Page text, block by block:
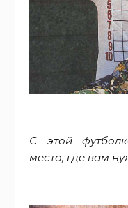
С этой
место, где вам